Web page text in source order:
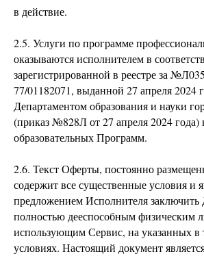
в действие.
2.5. Услуги по программе
оказываются исполнителем в
зарегистрированной в реестре за
77/01182071, выданной 27 апреля 2024
Департаментом образования и науки
(приказ №828Л от 27 апреля 2024
образовательных Программ.
2.6. Текст Оферты, постоянно
содержит все существенные условия и
предложением Исполнителя
полностью дееспособным физическим
использующим Сервис, на указанных в
условиях. Настоящий документ